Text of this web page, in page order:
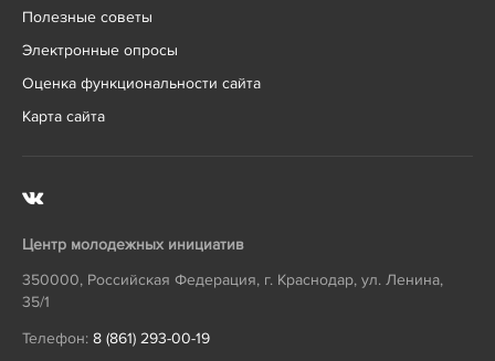
Полезные советы
Электронные опросы
Оценка функциональности сайта
Карта сайта
Центр молодежных инициатив
350000, Российская Федерация, г. Краснодар, ул. Ленина,
35/1
Телефон: 8 (861) 293-00-19